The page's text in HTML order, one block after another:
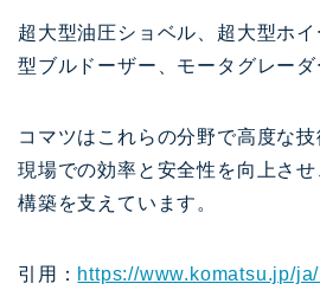
超大型油圧ショベル、超大型ホ
型ブルドーザー、モータグレー
コマツはこれらの分野で高度な技
現場での効率と安全性を向上さ
構築を支えています。
引用： https://www.komatsu.jp/